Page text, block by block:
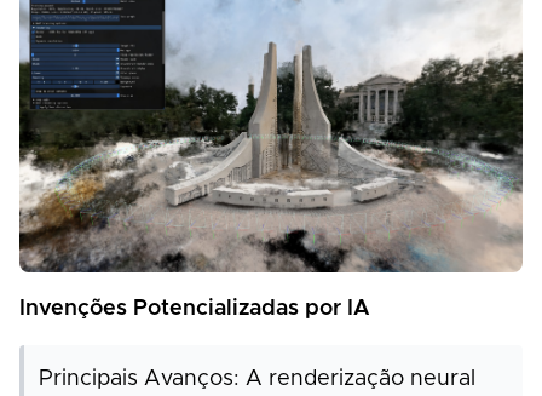
Invenções Potencializadas por IA
Principais Avanços: A renderização neural